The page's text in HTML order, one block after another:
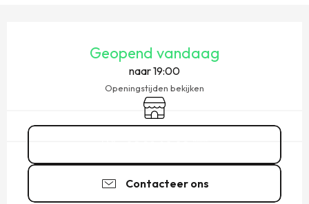
Geopend vandaag
naar 19:00
Openingstijden bekijken
Winkel op
Contacteer ons